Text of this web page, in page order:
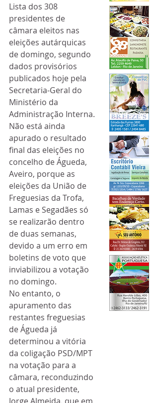
Lista dos 308
presidentes de
câmara eleitos nas
eleições autárquicas
de domingo, segundo
dados provisórios
publicados hoje pela
Secretaria-Geral do
Ministério da
Administração Interna.
Não está ainda
apurado o resultado
final das eleições no
concelho de Águeda,
Aveiro, porque as
eleições da União de
Freguesias da Trofa,
Lamas e Segadães só
se realizarão dentro
de duas semanas,
devido a um erro em
boletins de voto que
inviabilizou a votação
no domingo.
No entanto, o
apuramento das
restantes freguesias
de Águeda já
determinou a vitória
da coligação PSD/MPT
na votação para a
câmara, reconduzindo
o atual presidente,